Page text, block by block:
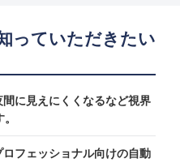
っていただきたい
に見えにくくなるなど視界
フェッショナル向けの自動